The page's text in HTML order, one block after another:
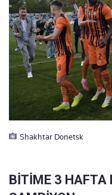
Shakhtar Donetsk
BİTİME 3 HAFTA